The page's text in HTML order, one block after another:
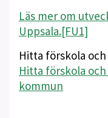
Läs mer om
Uppsala.[FU1]
Hitta förskola
Hitta förskola
kommun